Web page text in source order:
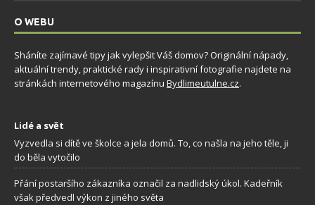
O WEBU
Sháníte zajímavé tipy jak vylepšit Váš domov? Originální nápady,
aktuální trendy, praktické rady i inspirativní fotografie najdete na
stránkách internetového magazínu Bydlimeutulne.cz.
Lidé a svět
Vyzvedla si dítě ve školce a jela domů. To, co našla na jeho těle, ji
do běla vytočilo
Přání postaršího zákazníka označil za nadlidský úkol. Kadeřník
však předvedl výkon z jiného světa